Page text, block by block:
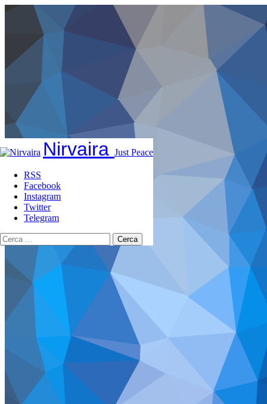
Nirvaira Just Peace
RSS
Facebook
Instagram
Twitter
Telegram
Ricerca
per: